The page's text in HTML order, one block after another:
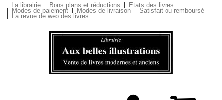
La librairie Bons plans et réductions Etats des livres
Modes de paiement Modes de livraison Satisfait ou remboursé
La revue de web des livres